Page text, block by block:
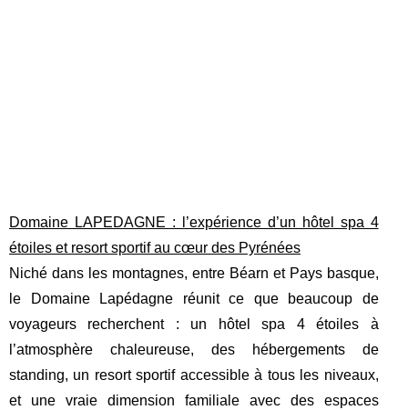
Domaine LAPEDAGNE : l’expérience d’un hôtel spa 4
étoiles et resort sportif au cœur des Pyrénées
Niché dans les montagnes, entre Béarn et Pays basque,
le Domaine Lapédagne réunit ce que beaucoup de
voyageurs recherchent : un hôtel spa 4 étoiles à
l’atmosphère chaleureuse, des hébergements de
standing, un resort sportif accessible à tous les niveaux,
et une vraie dimension familiale avec des espaces